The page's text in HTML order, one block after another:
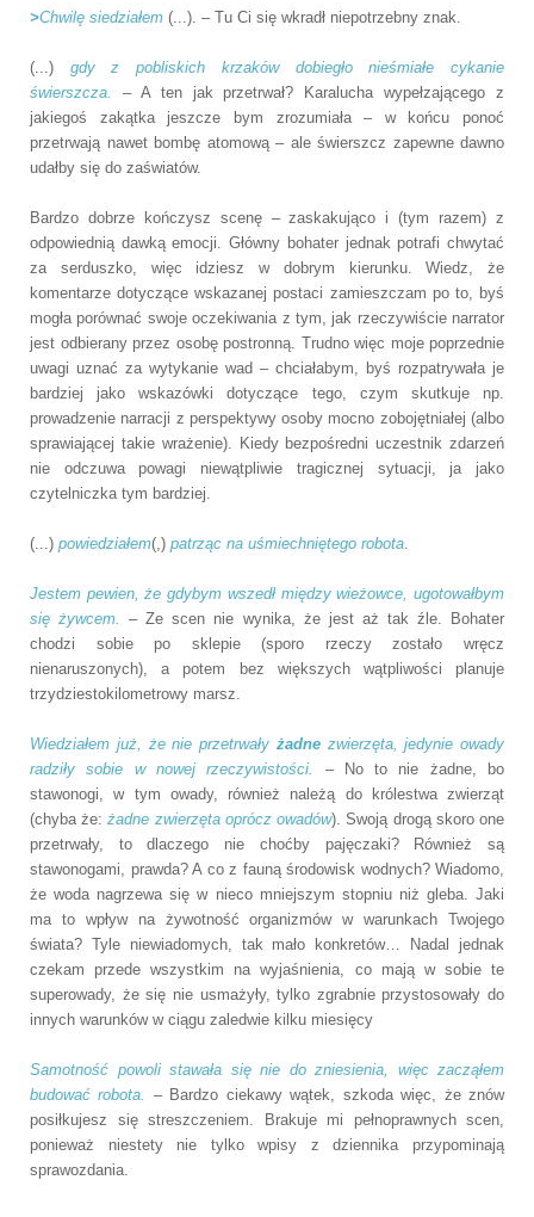
>Chwilę siedziałem (...). – Tu Ci się wkradł niepotrzebny znak.
(...) gdy z pobliskich krzaków dobiegło nieśmiałe cykanie
świerszcza. – A ten jak przetrwał? Karalucha wypełzającego z
jakiegoś zakątka jeszcze bym zrozumiała – w końcu ponoć
przetrwają nawet bombę atomową – ale świerszcz zapewne dawno
udałby się do zaświatów.
Bardzo dobrze kończysz scenę – zaskakująco i (tym razem) z
odpowiednią dawką emocji. Główny bohater jednak potrafi chwytać
za serduszko, więc idziesz w dobrym kierunku. Wiedz, że
komentarze dotyczące wskazanej postaci zamieszczam po to, byś
mogła porównać swoje oczekiwania z tym, jak rzeczywiście narrator
jest odbierany przez osobę postronną. Trudno więc moje poprzednie
uwagi uznać za wytykanie wad – chciałabym, byś rozpatrywała je
bardziej jako wskazówki dotyczące tego, czym skutkuje np.
prowadzenie narracji z perspektywy osoby mocno zobojętniałej (albo
sprawiającej takie wrażenie). Kiedy bezpośredni uczestnik zdarzeń
nie odczuwa powagi niewątpliwie tragicznej sytuacji, ja jako
czytelniczka tym bardziej.
(...) powiedziałem(,) patrząc na uśmiechniętego robota.
Jestem pewien, że gdybym wszedł między wieżowce, ugotowałbym
się żywcem.– Ze scen nie wynika, że jest aż tak źle. Bohater
chodzi sobie po sklepie (sporo rzeczy zostało wręcz
nienaruszonych), a potem bez większych wątpliwości planuje
trzydziestokilometrowy marsz.
Wiedziałem już, że nie przetrwały żadnezwierzęta, jedynie owady
radziły sobie w nowej rzeczywistości. – No to nie żadne, bo
stawonogi, w tym owady, również należą do królestwa zwierząt
(chyba że:żadne zwierzęta oprócz owadów). Swoją drogą skoro one
przetrwały, to dlaczego nie choćby pajęczaki? Również są
stawonogami, prawda? A co z fauną środowisk wodnych? Wiadomo,
że woda nagrzewa się w nieco mniejszym stopniu niż gleba. Jaki
ma to wpływ na żywotność organizmów w warunkach Twojego
świata? Tyle niewiadomych, tak mało konkretów… Nadal jednak
czekam przede wszystkim na wyjaśnienia, co mają w sobie te
superowady, że się nie usmażyły, tylko zgrabnie przystosowały do
innych warunków w ciągu zaledwie kilku miesięcy
Samotność powoli stawała się nie do zniesienia, więc zacząłem
budować robota. – Bardzo ciekawy wątek, szkoda więc, że znów
posiłkujesz się streszczeniem. Brakuje mi pełnoprawnych scen,
ponieważ niestety nie tylko wpisy z dziennika przypominają
sprawozdania.